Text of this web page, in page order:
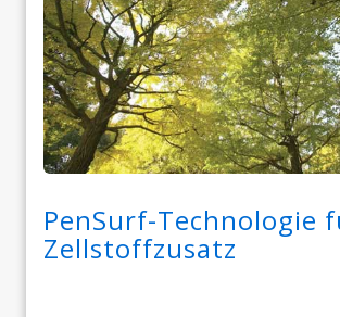
PenSurf-Technologie
Zellstoffzusatz